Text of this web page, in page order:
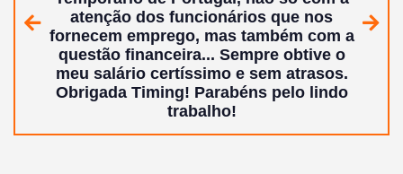
atenção dos funcionários que nos
fornecem emprego, mas também com a
questão financeira... Sempre obtive o
meu salário certíssimo e sem atrasos.
Obrigada Timing! Parabéns pelo lindo
trabalho!
Anterior